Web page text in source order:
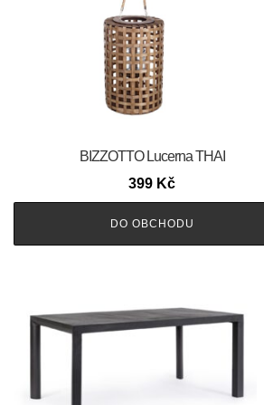
BIZZOTTO Lucerna THAI
399 Kč
DO OBCHODU